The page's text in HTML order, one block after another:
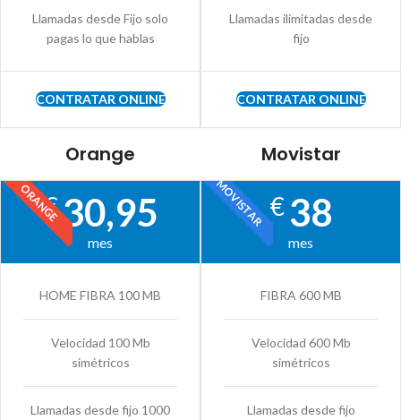
Llamadas desde Fijo solo
pagas lo que hablas
CONTRATAR ONLINE
Llamadas ilimitadas desde
fijo
CONTRATAR ONLINE
Orange
ORANGE
€30,95
mes
HOME FIBRA 100 MB
Velocidad 100 Mb
simétricos
Llamadas desde fijo 1000
Movistar
MOVISTAR€38
mes
FIBRA 600 MB
Velocidad 600 Mb
simétricos
Llamadas desde fijo